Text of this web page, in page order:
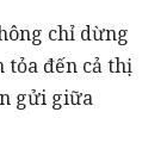
chỉ dừng
tỏa đến cả thị
gửi giữa